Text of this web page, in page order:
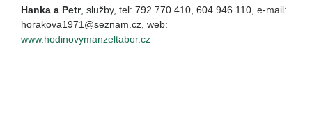
Hanka a Petr, služby, tel: 792 770 410, 604 946 110, e-mail:
horakova1971@seznam.cz, web:
www.hodinovymanzeltabor.cz